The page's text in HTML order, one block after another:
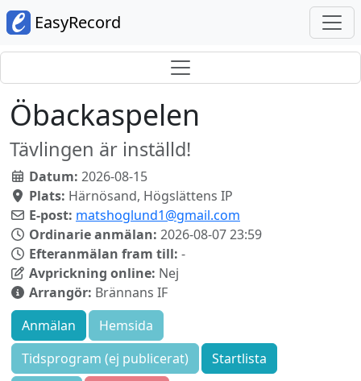
EasyRecord
Öbackaspelen
Tävlingen är inställd!
Datum: 2026-08-15
Plats: Härnösand, Högslättens IP
E-post: matshoglund1@gmail.com
Ordinarie anmälan: 2026-08-07 23:59
Efteranmälan fram till: -
Avprickning online: Nej
Arrangör: Brännans IF
Anmälan
Hemsida
Tidsprogram (ej publicerat)
Startlista